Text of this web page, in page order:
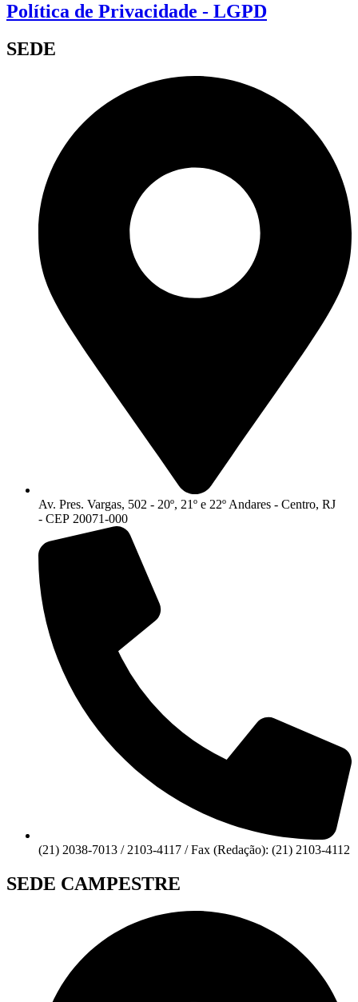
Política de Privacidade - LGPD
SEDE
Av. Pres. Vargas, 502 - 20º, 21º e 22º Andares - Centro, RJ
- CEP 20071-000
(21) 2038-7013 / 2103-4117 / Fax (Redação): (21) 2103-4112
SEDE CAMPESTRE